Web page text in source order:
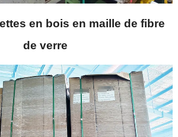
en bois en maille de fibre
de verre